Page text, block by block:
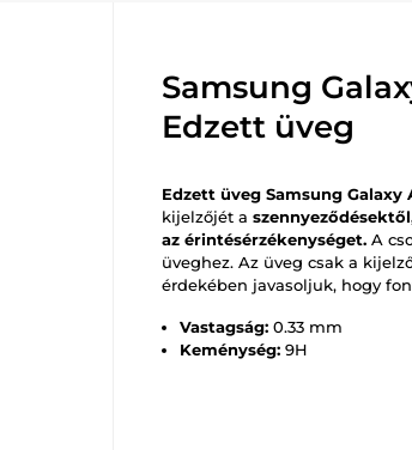
Samsung
Edzett üveg
Edzett üveg Samsung Galaxy
kijelzőjét a
az érintésérzékenységet. A
üveghez. Az üveg csak a
érdekében javasoljuk, hogy
Vastagság: 0.33 mm
Keménység: 9H